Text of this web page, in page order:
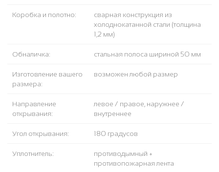
Коробка и полотно:
сварная конструкция из
холоднокатанной стали (толщина
1,2 мм)
Обналичка: стальная полоса шириной 50 мм
Изготовление вашего
размера:
возможен любой размер
Направление
открывания:
левое / правое, наружнее /
внутреннее
Угол открывания: 180 градусов
Уплотнитель:
противодымный +
противопожарная лента